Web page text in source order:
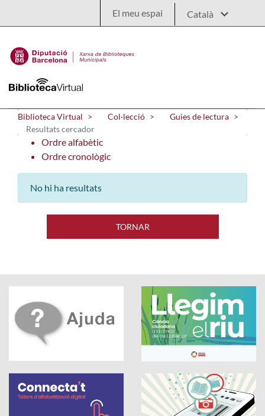
El meu espai
Biblioteca Virtual Col·lecció
Guies de lectura
Resultats cercador
Ordre alfabètic
Ordre cronològic
No hi ha resultats
TORNAR